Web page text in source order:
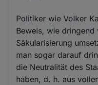
Politiker wie Volker
Beweis, wie
Säkularisierung
man sogar darauf
die Neutralität des
haben, d. h. aus